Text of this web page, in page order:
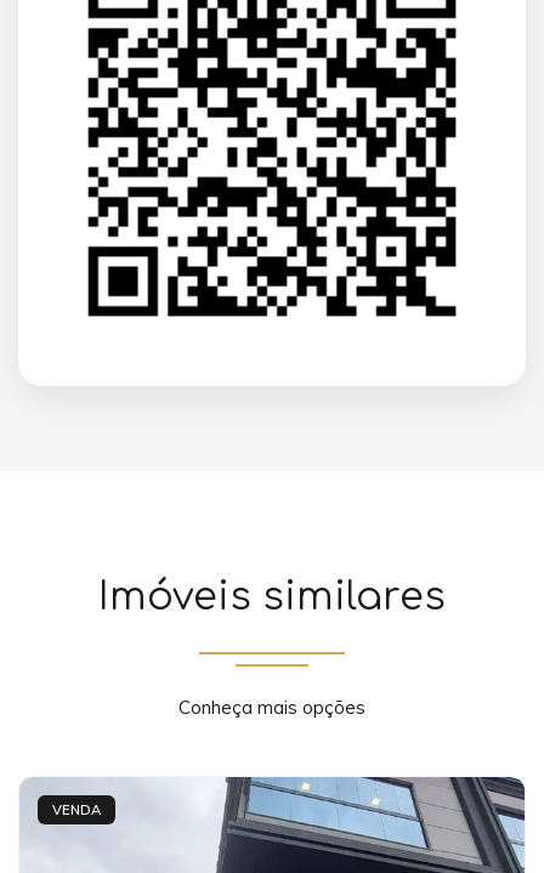
Imóveis similares
Conheça mais opções
VENDA